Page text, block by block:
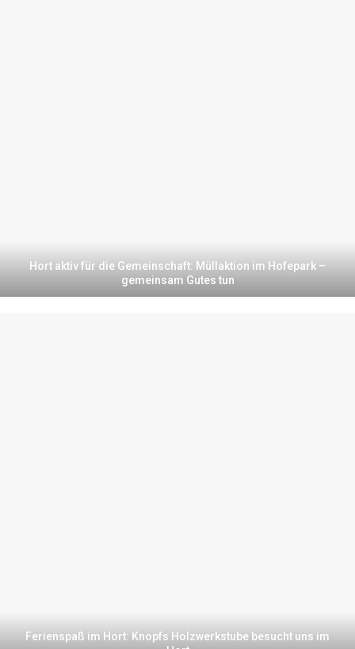
Hort aktiv für die Gemeinschaft: Müllaktion im Hofepark –
gemeinsam Gutes tun
Ferienspaß im Hort: Knopfs Holzwerkstube besucht uns im